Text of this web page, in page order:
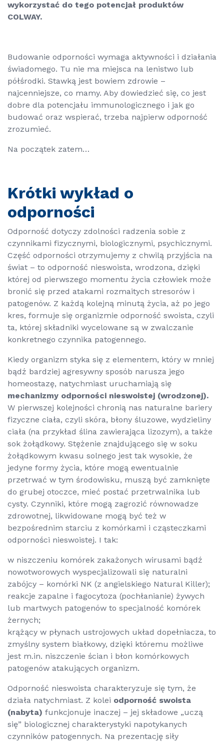
wykorzystać do tego potencjał produktów
COLWAY.
Budowanie odporności wymaga aktywności i działania
świadomego. Tu nie ma miejsca na lenistwo lub
półśrodki. Stawką jest bowiem zdrowie –
najcenniejsze, co mamy. Aby dowiedzieć się, co jest
dobre dla potencjału immunologicznego i jak go
budować oraz wspierać, trzeba najpierw odporność
zrozumieć.
Na początek zatem…
Krótki wykład o
odporności
Odporność dotyczy zdolności radzenia sobie z
czynnikami fizycznymi, biologicznymi, psychicznymi.
Część odporności otrzymujemy z chwilą przyjścia na
świat – to odporność nieswoista, wrodzona, dzięki
której od pierwszego momentu życia człowiek może
bronić się przed atakami rozmaitych stresorów i
patogenów. Z każdą kolejną minutą życia, aż po jego
kres, formuje się organizmie odporność swoista, czyli
ta, której składniki wycelowane są w zwalczanie
konkretnego czynnika patogennego.
Kiedy organizm styka się z elementem, który w mniej
bądź bardziej agresywny sposób narusza jego
homeostazę, natychmiast uruchamiają się
mechanizmy odporności nieswoistej (wrodzonej).
W pierwszej kolejności chronią nas naturalne bariery
fizyczne ciała, czyli skóra, błony śluzowe, wydzieliny
ciała (na przykład ślina zawierająca lizozym), a także
sok żołądkowy. Stężenie znajdującego się w soku
żołądkowym kwasu solnego jest tak wysokie, że
jedyne formy życia, które mogą ewentualnie
przetrwać w tym środowisku, muszą być zamknięte
do grubej otoczce, mieć postać przetrwalnika lub
cysty. Czynniki, które mogą zagrozić równowadze
zdrowotnej, likwidowane mogą być też w
bezpośrednim starciu z komórkami i cząsteczkami
odporności nieswoistej. I tak:
w niszczeniu komórek zakażonych wirusami bądź
nowotworowych wyspecjalizowali się naturalni
zabójcy – komórki NK (z angielskiego Natural Killer);
reakcje zapalne i fagocytoza (pochłanianie) żywych
lub martwych patogenów to specjalność komórek
żernych;
krążący w płynach ustrojowych układ dopełniacza, to
zmyślny system białkowy, dzięki któremu możliwe
jest m.in. niszczenie ścian i błon komórkowych
patogenów atakujących organizm.
Odporność nieswoista charakteryzuje się tym, że
działa natychmiast. Z kolei odporność swoista
(nabyta) funkcjonuje inaczej – jej składowe „uczą
się” biologicznej charakterystyki napotykanych
czynników patogennych. Na prezentację siły